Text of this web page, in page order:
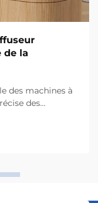
de la
des machines à
des